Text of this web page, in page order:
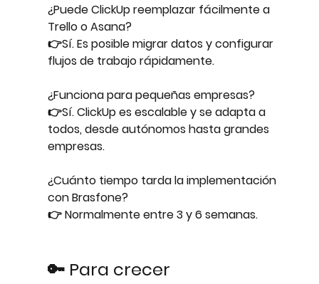
¿Puede ClickUp reemplazar fácilmente a
Trello o Asana?
👉Sí. Es posible migrar datos y configurar
flujos de trabajo rápidamente.
¿Funciona para pequeñas empresas?
👉Sí. ClickUp es escalable y se adapta a
todos, desde autónomos hasta grandes
empresas.
¿Cuánto tiempo tarda la implementación
con Brasfone?
👉 Normalmente entre 3 y 6 semanas.
🔑 Para crecer